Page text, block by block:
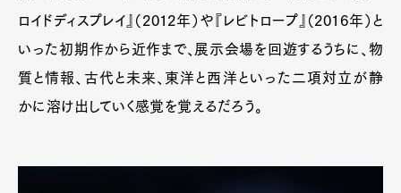
ロイドディスプレイ』（2012年）や『レビトロープ』（2016年）と
いった初期作から近作まで、展示会場を回遊するうちに、物
質と情報、古代と未来、東洋と西洋といった二項対立が静
かに溶け出していく感覚を覚えるだろう。